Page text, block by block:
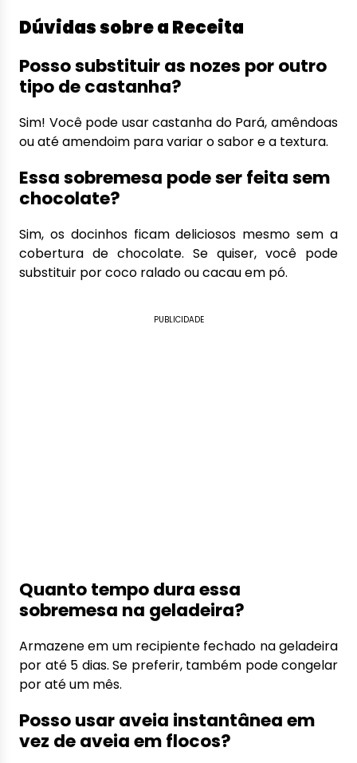
Dúvidas sobre a Receita
Posso substituir as nozes por outro
tipo de castanha?
Sim! Você pode usar castanha do Pará, amêndoas
ou até amendoim para variar o sabor e a textura.
Essa sobremesa pode ser feita sem
chocolate?
Sim, os docinhos ficam deliciosos mesmo sem a
cobertura de chocolate. Se quiser, você pode
substituir por coco ralado ou cacau em pó.
PUBLICIDADE
Quanto tempo dura essa
sobremesa na geladeira?
Armazene em um recipiente fechado na geladeira
por até 5 dias. Se preferir, também pode congelar
por até um mês.
Posso usar aveia instantânea em
vez de aveia em flocos?